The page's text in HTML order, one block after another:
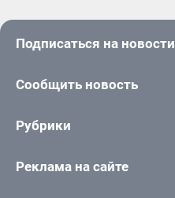
Подписаться на новости
Сообщить новость
Рубрики
Реклама на сайте